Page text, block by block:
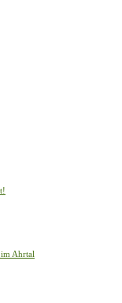
Ahrtal